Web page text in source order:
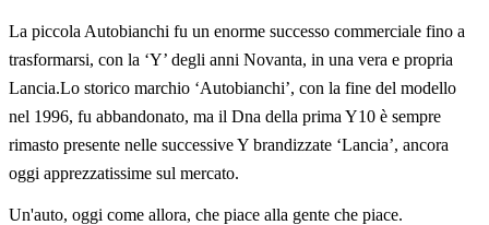
La piccola Autobianchi fu un enorme successo commerciale fino a
trasformarsi, con la ‘Y’ degli anni Novanta, in una vera e propria
Lancia.Lo storico marchio ‘Autobianchi’, con la fine del modello
nel 1996, fu abbandonato, ma il Dna della prima Y10 è sempre
rimasto presente nelle successive Y brandizzate ‘Lancia’, ancora
oggi apprezzatissime sul mercato.
Un'auto, oggi come allora, che piace alla gente che piace.